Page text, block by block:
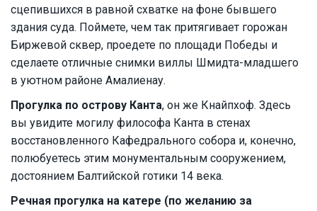
сцепившихся в равной схватке на фоне бывшего
здания суда. Поймете, чем так притягивает горожан
Биржевой сквер, проедете по площади Победы и
сделаете отличные снимки виллы Шмидта-младшего
в уютном районе Амалиенау.
Прогулка по острову Канта, он же Кнайпхоф. Здесь
вы увидите могилу философа Канта в стенах
восстановленного Кафедрального собора и, конечно,
полюбуетесь этим монументальным сооружением,
достоянием Балтийской готики 14 века.
Речная прогулка на катере (по желанию за